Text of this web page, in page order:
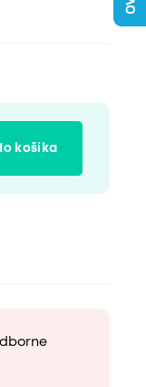
košíka